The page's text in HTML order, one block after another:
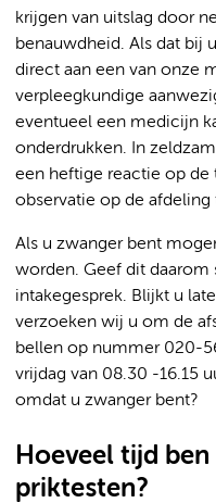
krijgen van uitslag door
benauwdheid. Als dat bij
direct aan een van onze
verpleegkundige
eventueel een medicijn
onderdrukken. In
een heftige reactie op
observatie op de afdeling
Als u zwanger bent
worden. Geef dit daarom
intakegesprek. Blijkt u
verzoeken wij u om de
bellen op nummer 020-
vrijdag van 08.30 -16.15
omdat u zwanger bent?
Hoeveel tijd
priktesten?